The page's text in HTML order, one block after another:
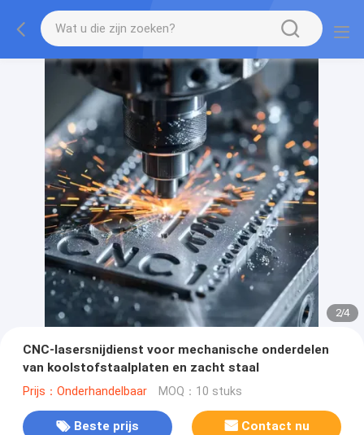
2/4
CNC-lasersnijdienst voor mechanische onderdelen
van koolstofstaalplaten en zacht staal
Prijs：Onderhandelbaar MOQ：10 stuks
Beste prijs Contact nu